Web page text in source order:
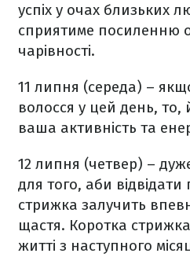
успіх у очах близьких
сприятиме посиленню
чарівності.
11 липня (середа) –
волосся у цей день, то,
ваша активність та
12 липня (четвер) –
для того, аби
стрижка залучить
щастя. Коротка
житті з наступного